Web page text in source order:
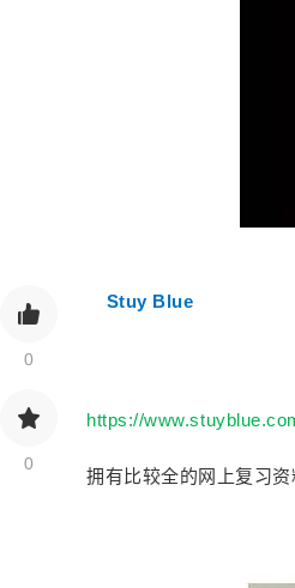
0
0
Stuy Blue
https://
拥有比较全的网上复习